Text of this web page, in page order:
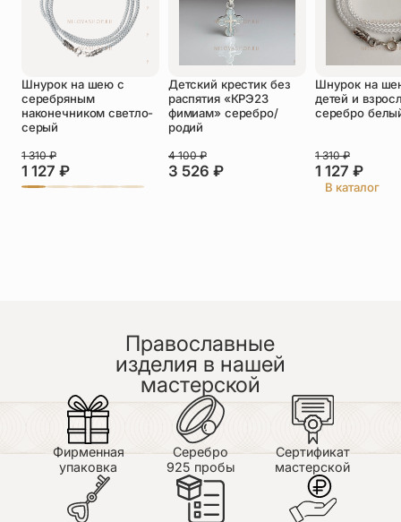
Оставить отзыв
Подтверждаю свое согласие с
политикой конфиденциальностии даю
согласие на обработку персональных
данных
Пока нет отзывов. Будьте первым!
Шнурок на шею с
серебряным
наконечником светло-
серый
1 127 ₽
1 310₽
Детский крестик без
распятия «КРЭ23
фимиам» серебро/
родий
3 526 ₽
4 100₽
Шнурок на
детей и
серебро
1 127 ₽
1 310₽
В каталог
Православные
изделия в нашей
мастерской
Фирменная
упаковка
Серебро
925 пробы
Сертификат
мастерской